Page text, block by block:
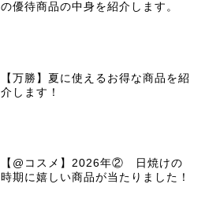
の優待商品の中身を紹介します。
【万勝】夏に使えるお得な商品を紹
介します！
【@コスメ】2026年② 日焼けの
時期に嬉しい商品が当たりました！